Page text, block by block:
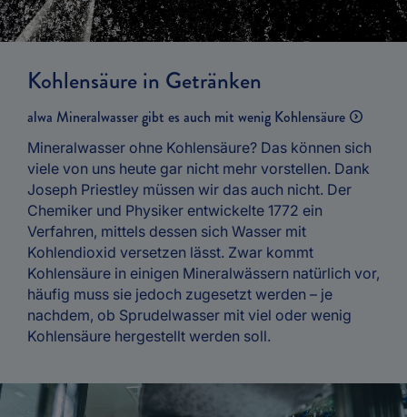
Kohlensäure in Getränken
alwa Mineralwasser gibt es auch mit wenig Kohlensäure
Mineralwasser ohne Kohlensäure? Das können sich
viele von uns heute gar nicht mehr vorstellen. Dank
Joseph Priestley müssen wir das auch nicht. Der
Chemiker und Physiker entwickelte 1772 ein
Verfahren, mittels dessen sich Wasser mit
Kohlendioxid versetzen lässt. Zwar kommt
Kohlensäure in einigen Mineralwässern natürlich vor,
häufig muss sie jedoch zugesetzt werden – je
nachdem, ob Sprudelwasser mit viel oder wenig
Kohlensäure hergestellt werden soll.